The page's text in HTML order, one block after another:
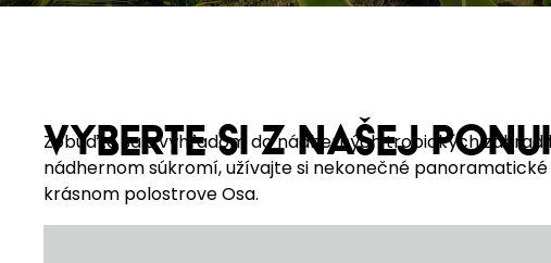
VYBERTE SI z našej
Zobúďte sa s výhľadom do nádherných tropických
nádhernom súkromí, užívajte si nekonečné
krásnom polostrove Osa.